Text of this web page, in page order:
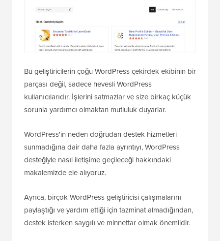
Bu geliştiricilerin çoğu WordPress çekirdek ekibinin bir
parçası değil, sadece hevesli WordPress
kullanıcılarıdır. İşlerini satmazlar ve size birkaç küçük
sorunla yardımcı olmaktan mutluluk duyarlar.
WordPress'in neden doğrudan destek hizmetleri
sunmadığına dair daha fazla ayrıntıyı, WordPress
desteğiyle nasıl iletişime geçileceği hakkındaki
makalemizde ele alıyoruz.
Ayrıca, birçok WordPress geliştiricisi çalışmalarını
paylaştığı ve yardım ettiği için tazminat almadığından,
destek isterken saygılı ve minnettar olmak önemlidir.